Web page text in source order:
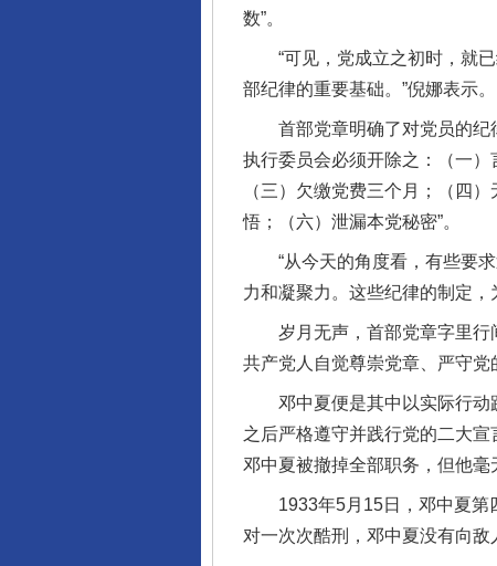
数”。
“可见，党成立之初时，就已
部纪律的重要基础。”倪娜表示。
首部党章明确了对党员的纪律
执行委员会必须开除之：（一
（三）欠缴党费三个月；（四
悟；（六）泄漏本党秘密”。
“从今天的角度看，有些要求
力和凝聚力。这些纪律的制定，
岁月无声，首部党章字里行间
共产党人自觉尊崇党章、严守党
邓中夏便是其中以实际行动践
之后严格遵守并践行党的二大
邓中夏被撤掉全部职务，但他毫
1933年5月15日，邓中夏第四
对一次次酷刑，邓中夏没有向